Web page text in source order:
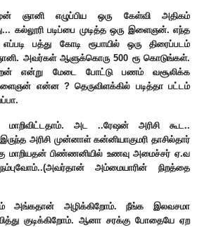
ஞானி எழுப்பிய ஒரு கேள்வி அதிகம்
கல்லூரி படிப்பை முடித்த ஒரு இளைஞன். எந்த
பத்து கோடி ரூபாயில் ஒரு திரைப்படம்
ஞானி. அவர்கள் ஆளுக்கொரு 500 ரூ கொடுங்கள்.
என்று மேடை போட்டு பணம் வசூலிக்க
என்ன ? தெருவிளக்கில் படித்தா பட்டம்
மாறிவிட்டதாம். அட ..ரேஷன் அரிசி கூட..
அரிசி முன்னாள் கன்னியாகுமரி தாசில்தார்
மாறியதன் பிண்ணனியில் உணவு அமைச்சர் ஏ.வ
அம்மையாரின் நிறத்தை
அங்கதான் அழிக்கிறோம். நீங்க இலவசமா
குடிக்கிறோம். ஆனா சரக்கு போதையே ஏற